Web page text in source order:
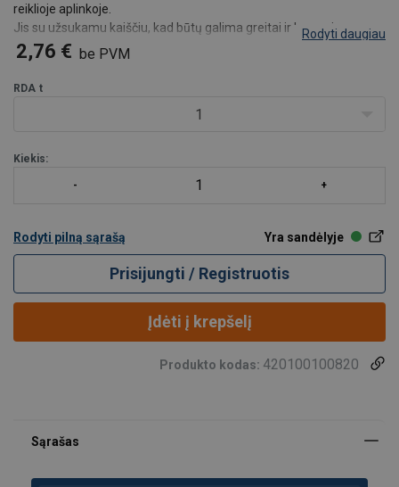
reiklioje aplinkoje.
Jis su užsukamu kaiščiu, kad būtų galima greitai ir lengvai
nuimti/uždėti.
Jungtis D formos. Kaištis įsukamas į korpusą. Atitinka LST EN
13889 ir US Fed. Spec. RR-C-271 Type IVA Class 3 standartų
Rodyti daugiau
2,76 € be PVM
RDA t
1
Kiekis:
Rodyti pilną sąrašą Yra sandėlyje
Prisijungti / Registruotis
Įdėti į krepšelį
Produkto kodas: 420100100820